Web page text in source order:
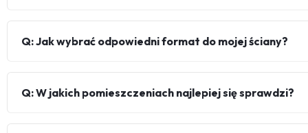
Q: Jak wybrać odpowiedni format do mojej ściany?
Q: W jakich pomieszczeniach najlepiej się sprawdzi?